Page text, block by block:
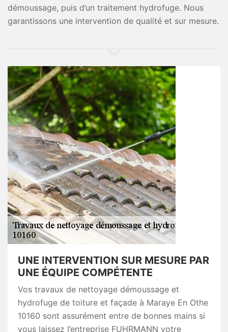
démoussage, puis d’un traitement hydrofuge. Nous
garantissons une intervention de qualité et sur mesure.
UNE INTERVENTION SUR MESURE PAR
UNE ÉQUIPE COMPÉTENTE
Vos travaux de nettoyage démoussage et
hydrofuge de toiture et façade à Maraye En Othe
10160 sont assurément entre de bonnes mains si
vous laissez l’entreprise FUHRMANN votre